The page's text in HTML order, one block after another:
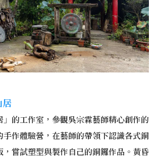
居
的工作室，參觀吳宗霖藝師精心創作的
手作體驗營，在藝師的帶領下認識各式銅
，嘗試塑型與製作自己的銅鑼作品。黃昏